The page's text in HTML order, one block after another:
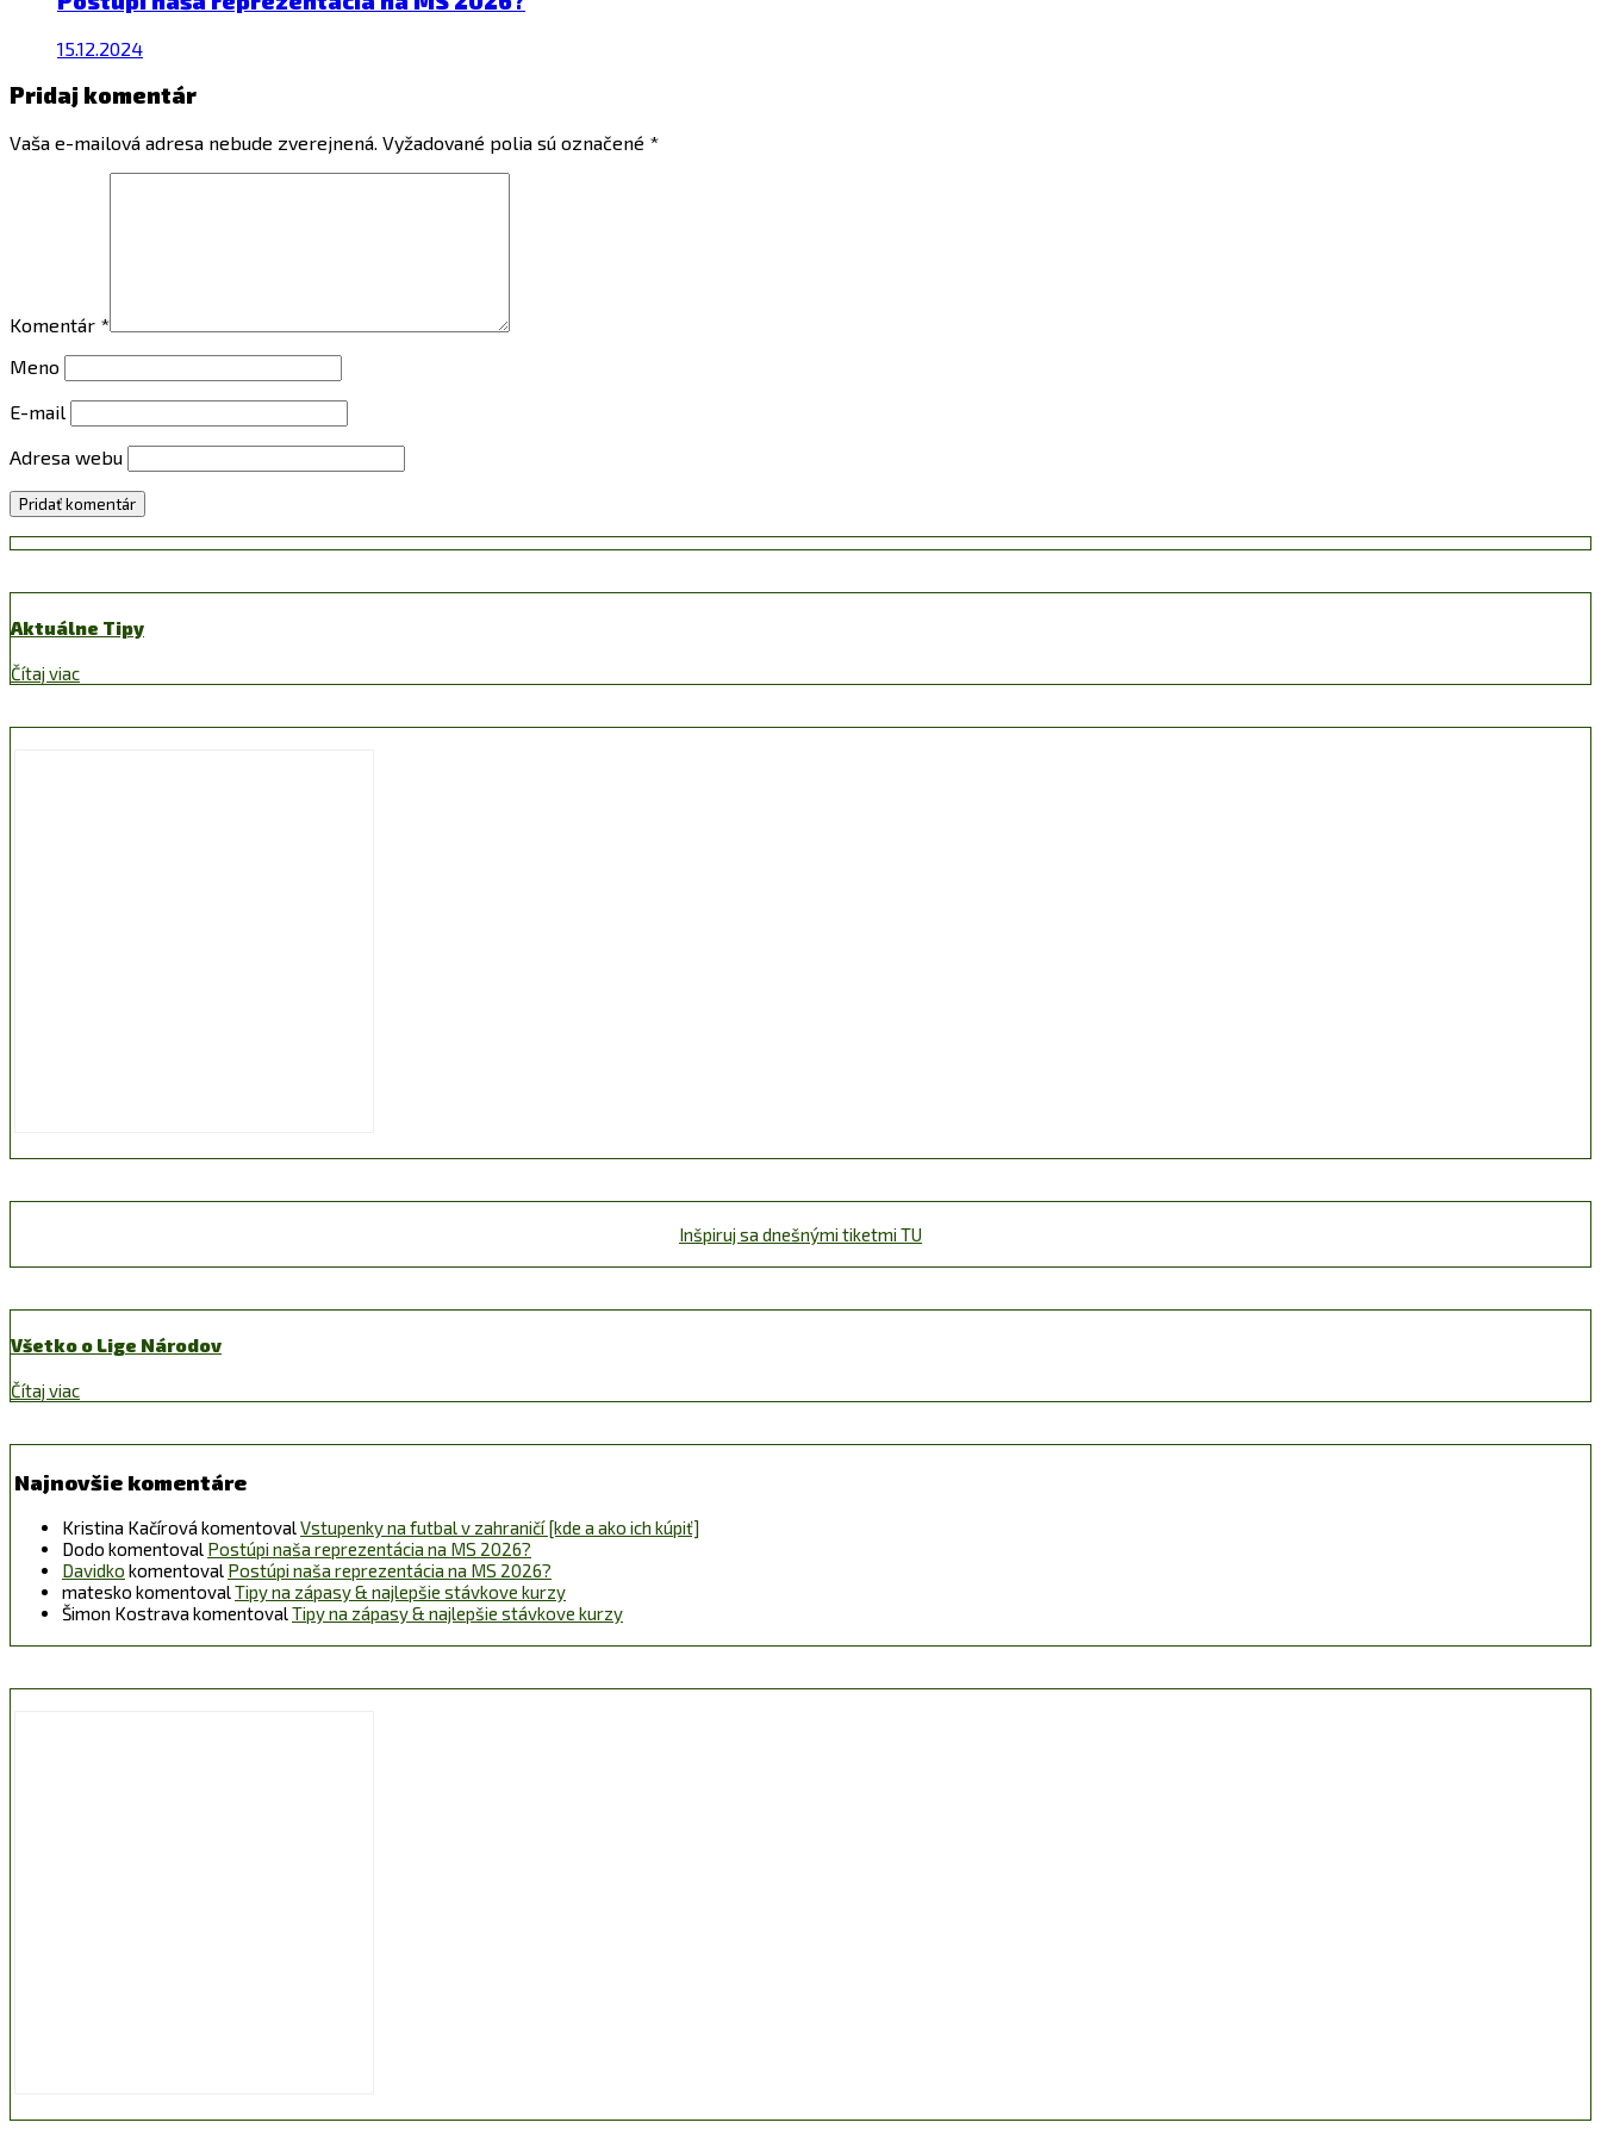
15.12.2024
Pridaj komentár
Vaša e-mailová adresa nebude zverejnená. Vyžadované polia sú označené *
Komentár *
Meno
E-mail
Adresa webu
Aktuálne Tipy
Čítaj viac
Inšpiruj sa dnešnými tiketmi TU
Všetko o Lige Národov
Čítaj viac
Najnovšie komentáre
Kristina Kačírová komentovalVstupenky na futbal v zahraničí [kde a ako ich kúpiť]
Dodo komentoval Postúpi naša reprezentácia na MS 2026?
Davidko komentoval Postúpi naša reprezentácia na MS 2026?
matesko komentovalTipy na zápasy & najlepšie stávkove kurzy
Šimon Kostrava komentovalTipy na zápasy & najlepšie stávkove kurzy